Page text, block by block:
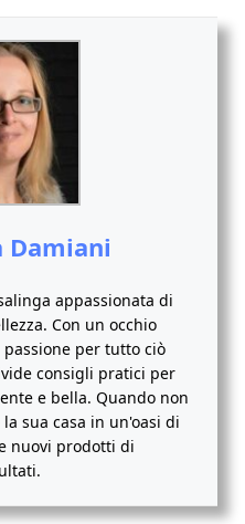
Damiani
appassionata di
Con un occhio
per tutto ciò
consigli pratici per
e bella. Quando non
sua casa in un'oasi di
nuovi prodotti di